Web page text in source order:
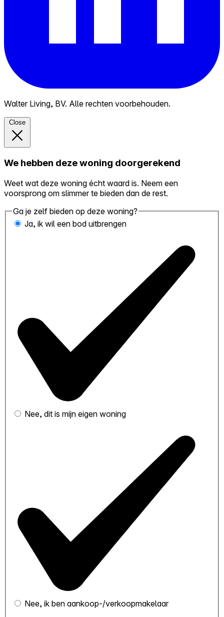
Walter Living, BV. Alle rechten voorbehouden.
Close
We hebben deze woning doorgerekend
Weet wat deze woning écht waard is. Neem een
voorsprong om slimmer te bieden dan de rest.
Ga je zelf bieden op deze woning?
Ja, ik wil een bod uitbrengen
Nee, dit is mijn eigen woning
Nee, ik ben aankoop-/verkoopmakelaar